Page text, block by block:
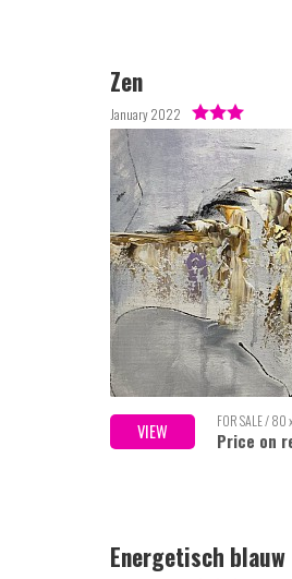
Zen
January 2022
VIEW FOR SALE / 80
Price on
Energetisch blauw